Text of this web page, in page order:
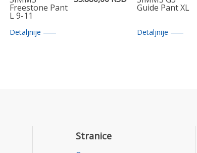
Freestone Pant
L 9-11
Detaljnije
Guide Pant XL
Detaljnije
Stranice